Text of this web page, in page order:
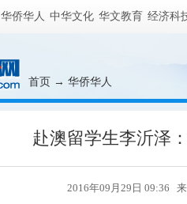
华侨华人 中华文化 华文教育 经济科
首页 → 华侨华人
赴澳留学生李沂泽
2016年09月29日 09:36